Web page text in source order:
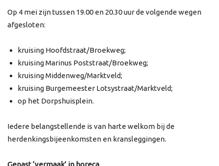
Op 4 mei zijn tussen 19.00 en 20.30 uur de volgende wegen
afgesloten:
kruising Hoofdstraat/Broekweg;
kruising Marinus Poststraat/Broekweg;
kruising Middenweg/Marktveld;
kruising Burgemeester Lotsystraat/Marktveld;
op het Dorpshuisplein.
Iedere belangstellende is van harte welkom bij de
herdenkingsbijeenkomsten en kransleggingen.